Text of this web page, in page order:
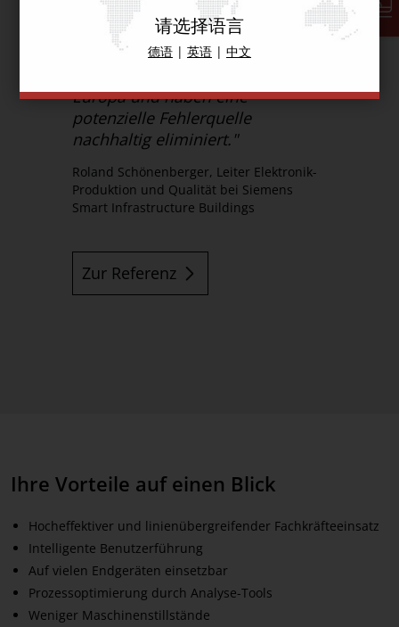
Mit Hilfe des Hermes-Protokolls
lädt jede Maschine automatisch
das neue Programm. Mit dieser
Europa und haben eine
potenzielle Fehlerquelle
nachhaltig eliminiert."
Roland Schönenberger, Leiter Elektronik-
Produktion und Qualität bei Siemens
Smart Infrastructure Buildings
Zur Referenz
Ihre Vorteile auf einen Blick
Hocheffektiver und linienübergreifender Fachkräfteeinsatz
Intelligente Benutzerführung
Auf vielen Endgeräten einsetzbar
Prozessoptimierung durch Analyse-Tools
Weniger Maschinenstillstände
请选择语言
德语 | 英语 | 中文